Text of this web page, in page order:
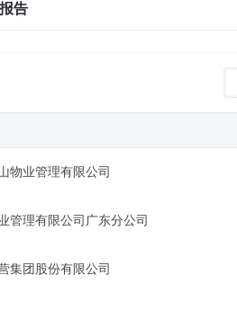
告
物业管理有限公司
管理有限公司广东分公司
集团股份有限公司